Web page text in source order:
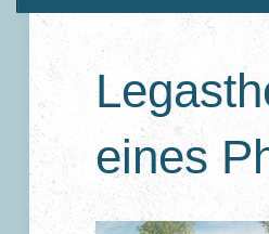
eines